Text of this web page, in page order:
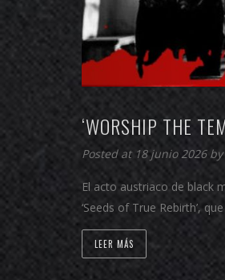
‘WORSHIP THE
Posted at 18 junio 2026 by
El acto austriaco de black
‘Seeds of True Rebirth’,
LEER MÁS